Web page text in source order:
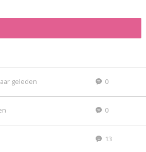
geleden 0
0
13